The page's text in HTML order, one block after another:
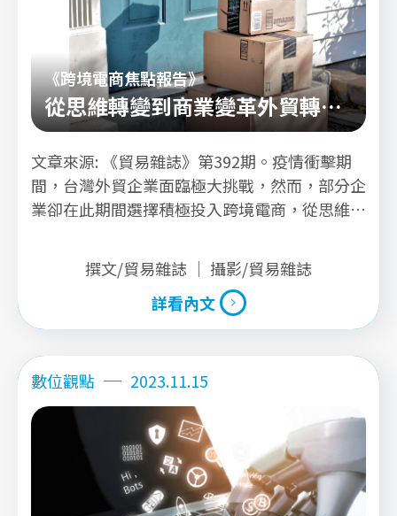
《跨境電商焦點報告》
從思維轉變到商業變革外貿轉型
數位零售四部曲
文章來源: 《貿易雜誌》第392期。疫情衝擊期
間，台灣外貿企業面臨極大挑戰，然而，部分企
業卻在此期間選擇積極投入跨境電商，從思維革
務模式，成功開拓了國際市場。這些企業不僅在
全球電商平台脫穎而出，更因電商市場蓬勃發
展，訂單與銷售金額持續增長，直至今日。
撰文/貿易雜誌 ｜ 攝影/貿易雜誌
詳看內文
數位觀點
2023.11.15